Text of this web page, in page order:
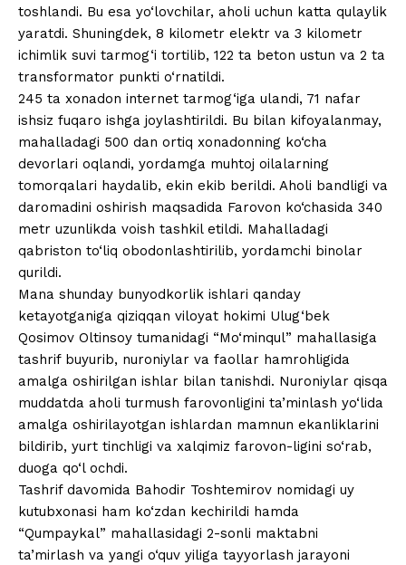
toshlandi. Bu esa yo‘lovchilar, aholi uchun katta qulaylik
yaratdi. Shuningdek, 8 kilometr elektr va 3 kilometr
ichimlik suvi tarmog‘i tortilib, 122 ta beton ustun va 2 ta
transformator punkti o‘rnatildi.
245 ta xonadon internet tarmog‘iga ulandi, 71 nafar
ishsiz fuqaro ishga joylashtirildi. Bu bilan kifoyalanmay,
mahalladagi 500 dan ortiq xonadonning ko‘cha
devorlari oqlandi, yordamga muhtoj oilalarning
tomorqalari haydalib, ekin ekib berildi. Aholi bandligi va
daromadini oshirish maqsadida Farovon ko‘chasida 340
metr uzunlikda voish tashkil etildi. Mahalladagi
qabriston to‘liq obodonlashtirilib, yordamchi binolar
qurildi.
Mana shunday bunyodkorlik ishlari qanday
ketayotganiga qiziqqan viloyat hokimi Ulug‘bek
Qosimov Oltinsoy tumanidagi “Mo‘minqul” mahallasiga
tashrif buyurib, nuroniylar va faollar hamrohligida
amalga oshirilgan ishlar bilan tanishdi. Nuroniylar qisqa
muddatda aholi turmush farovonligini ta’minlash yo‘lida
amalga oshirilayotgan ishlardan mamnun ekanliklarini
bildirib, yurt tinchligi va xalqimiz farovon-ligini so‘rab,
duoga qo‘l ochdi.
Tashrif davomida Bahodir Toshtemirov nomidagi uy
kutubxonasi ham ko‘zdan kechirildi hamda
“Qumpaykal” mahallasidagi 2-sonli maktabni
ta’mirlash va yangi o‘quv yiliga tayyorlash jarayoni